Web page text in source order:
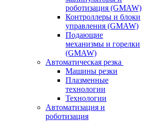
роботизация (GMAW)
Контроллеры и блоки
управления (GMAW)
Подающие
механизмы и горелки
(GMAW)
Автоматическая резка
Машины резки
Плазменные
технологии
Технологии
Автоматизация и
роботизация